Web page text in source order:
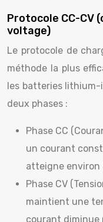
Protocole CC-CV
voltage)
Le protocole de
méthode la plus
les batteries
deux phases :
Phase CC
un courant
atteigne environ
Phase CV
maintient une
courant diminue